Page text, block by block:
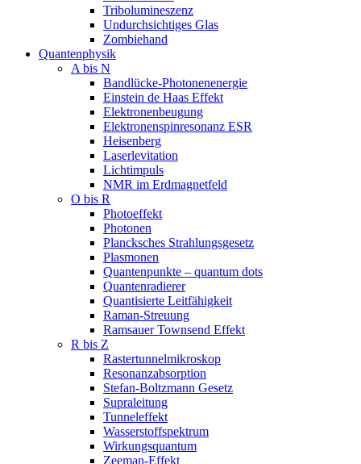
Tribolumineszenz
Undurchsichtiges Glas
Zombiehand
Quantenphysik
A bis N
Bandlücke-Photonenenergie
Einstein de Haas Effekt
Elektronenbeugung
Elektronenspinresonanz ESR
Heisenberg
Laserlevitation
Lichtimpuls
NMR im Erdmagnetfeld
O bis R
Photoeffekt
Photonen
Plancksches Strahlungsgesetz
Plasmonen
Quantenpunkte – quantum dots
Quantenradierer
Quantisierte Leitfähigkeit
Raman-Streuung
Ramsauer Townsend Effekt
R bis Z
Rastertunnelmikroskop
Resonanzabsorption
Stefan-Boltzmann Gesetz
Supraleitung
Tunneleffekt
Wasserstoffspektrum
Wirkungsquantum
Zeeman-Effekt